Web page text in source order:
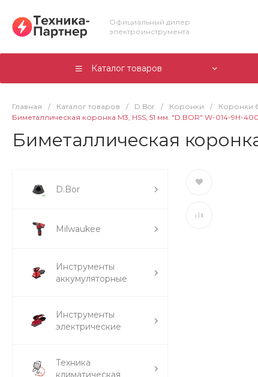
Официальный дилер
электроинструмента
Каталог товаров
Главная / Каталог товаров / D.Bor / Коронки / Коронки
Биметаллическая коронка М3, HSS, 51 мм. "D.BOR" W-014-9H-
Биметаллическая
D.Bor
Milwaukee
Инструменты
аккумуляторные
Инструменты
электрические
Техника